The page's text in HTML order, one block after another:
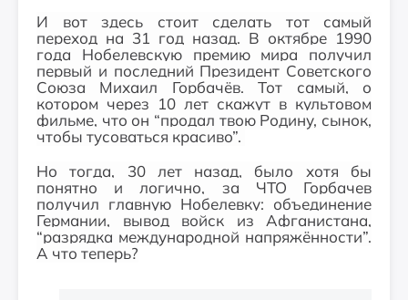
И вот здесь стоит сделать тот самый
переход на 31 год назад. В октябре 1990
года Нобелевскую премию мира получил
первый и последний Президент Советского
Союза Михаил Горбачёв. Тот самый, о
котором через 10 лет скажут в культовом
фильме, что он “продал твою Родину, сынок,
чтобы тусоваться красиво”.
Но тогда, 30 лет назад, было хотя бы
понятно и логично, за ЧТО Горбачев
получил главную Нобелевку: объединение
Германии, вывод войск из Афганистана,
“разрядка международной напряжённости”.
А что теперь?